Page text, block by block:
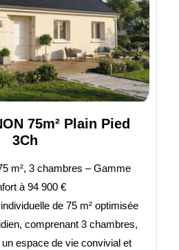
75m² Plain Pied
3Ch
m², 3 chambres – Gamme
à 94 900 €
de 75 m² optimisée
comprenant 3 chambres,
espace de vie convivial et